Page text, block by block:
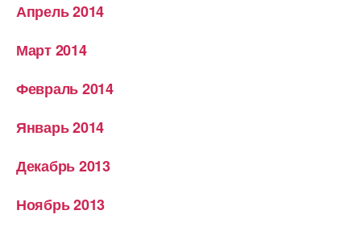
Апрель 2014
Март 2014
Февраль 2014
Январь 2014
Декабрь 2013
Ноябрь 2013